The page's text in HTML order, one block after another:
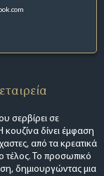
σερβίρει σε
κουζίνα δίνει έμφαση
από τα κρεατικά
τέλος. Το προσωπικό
δημιουργώντας μια